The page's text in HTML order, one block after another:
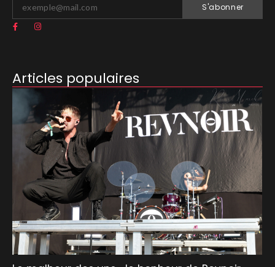
S'abonner
Articles populaires